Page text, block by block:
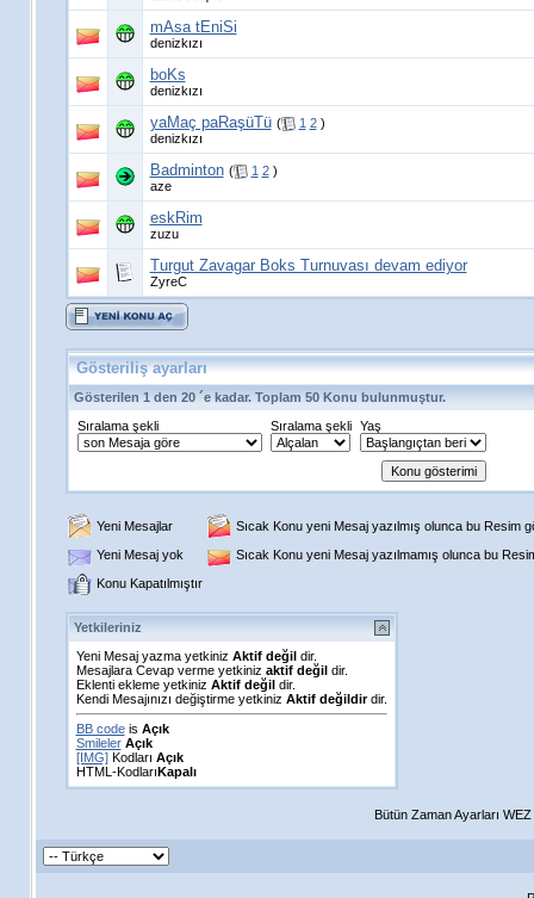
mAsa tEniSi
denizkızı
boKs
denizkızı
yaMaç paRaşüTü ( 1 2 )
denizkızı
Badminton ( 1 2 )
aze
eskRim
zuzu
Turgut Zavagar Boks Turnuvası devam ediyor
ZyreC
Gösteriliş ayarları
Gösterilen 1 den 20 ´e kadar. Toplam 50 Konu bulunmuştur.
Sıralama şekli
Sıralama şekli Yaş
Yeni Mesajlar
Sıcak Konu yeni Mesaj yazılmış olunca bu Resim
Yeni Mesaj yok
Sıcak Konu yeni Mesaj yazılmamış olunca bu
Konu Kapatılmıştır
Yetkileriniz
Yeni Mesaj yazma yetkiniz Aktif değildir.
Mesajlara Cevap verme yetkiniz aktif değildir.
Eklenti ekleme yetkiniz Aktif değildir.
Kendi Mesajınızı değiştirme yetkiniz Aktif değildirdir.
BB codeis Açık
Smileler Açık
[IMG]Kodları Açık
HTML-KodlarıKapalı
Bütün Zaman Ayarları